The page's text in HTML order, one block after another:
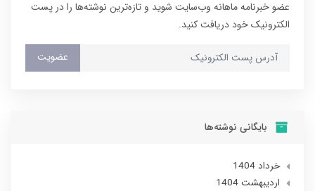
عضو خبرنامه ماهانه وب‌سایت شوید و تازه‌ترین نوشته‌ها را در پست
الکترونیک خود دریافت کنید.
عضویت
بایگانی نوشته‌ها
خرداد 1404
ارديبهشت 1404